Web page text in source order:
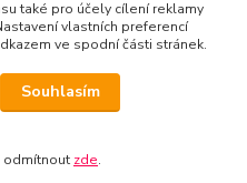
s r.o.
také pro účely cílení reklamy
vlastních preferencí
ve spodní části stránek.
Souhlasím
odmítnout zde.